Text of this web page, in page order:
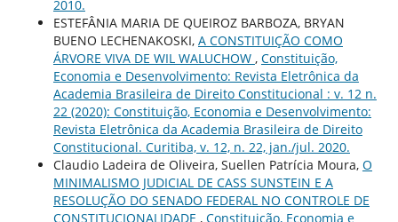
2010.
ESTEFÂNIA MARIA DE QUEIROZ BARBOZA, BRYAN
BUENO LECHENAKOSKI, A CONSTITUIÇÃO COMO
ÁRVORE VIVA DE WIL WALUCHOW , Constituição,
Economia e Desenvolvimento: Revista Eletrônica da
Academia Brasileira de Direito Constitucional : v. 12 n.
22 (2020): Constituição, Economia e Desenvolvimento:
Revista Eletrônica da Academia Brasileira de Direito
Constitucional. Curitiba, v. 12, n. 22, jan./jul. 2020.
Claudio Ladeira de Oliveira, Suellen Patrícia Moura, O
MINIMALISMO JUDICIAL DE CASS SUNSTEIN E A
RESOLUÇÃO DO SENADO FEDERAL NO CONTROLE DE
CONSTITUCIONALIDADE , Constituição, Economia e